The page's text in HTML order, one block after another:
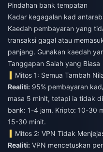
Pindahan bank tempatan
Kadar kegagalan kad
Kaedah pembayaran yang
transaksi gagal atau
panjang. Gunakan kaedah
Tanggapan Salah yang Biasa
Mitos 1: Semua Tambah
Realiti: 95% pembayaran
masa 5 minit, tetapi ia tidak
bank: 1-4 jam. Kripto: 10-30
15-30 minit.
Mitos 2: VPN Tidak
Realiti: VPN mencetuskan